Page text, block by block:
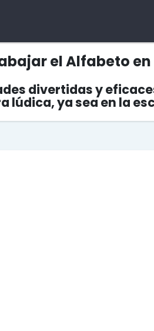
el Alfabeto en
divertidas y
lúdica, ya sea en la